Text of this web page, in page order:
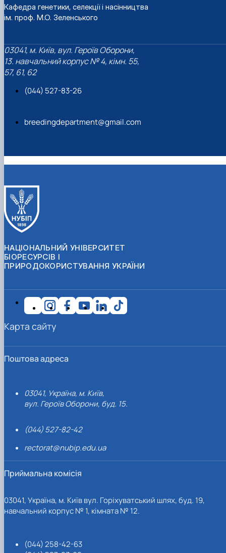
Кафедра генетики, селекції і насінництва
ім. проф. М.О. Зеленського
03041, м. Київ, вул. Героїв Оборони,
13. навчальний корпус № 4, кімн. 55,
57, 61, 62
(044) 527-83-26
breedingdepartment@gmail.com
НАЦІОНАЛЬНИЙ УНІВЕРСИТЕТ
БІОРЕСУРСІВ І
ПРИРОДОКОРИСТУВАННЯ УКРАЇНИ
Поштова адреса
03041, Україна, м. Київ,
вул. Героїв Оборони, буд. 15.
(044) 527-82-42
rectorat@nubip.edu.ua
Приймальна комісія
03041, Україна, м. Київ вул. Горіхуватський шлях, буд. 19,
навчальний корпус № 1, кімната № 12.
(044) 258-42-63
Карта сайту